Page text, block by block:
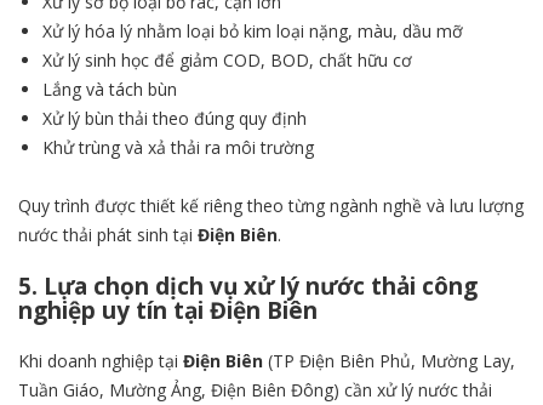
Xử lý hóa lý nhằm loại bỏ kim loại nặng, màu, dầu mỡ
Xử lý sinh học để giảm COD, BOD, chất hữu cơ
Lắng và tách bùn
Xử lý bùn thải theo đúng quy định
Khử trùng và xả thải ra môi trường
Quy trình được thiết kế riêng theo từng ngành nghề và lưu lượng
nước thải phát sinh tại Điện Biên.
5. Lựa chọn dịch vụ xử lý nước thải công
nghiệp uy tín tại Điện Biên
Khi doanh nghiệp tại Điện Biên (TP Điện Biên Phủ, Mường Lay,
Tuần Giáo, Mường Ảng, Điện Biên Đông) cần xử lý nước thải